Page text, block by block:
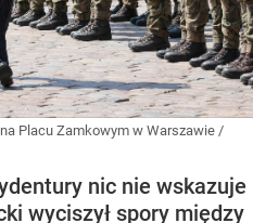
Placu Zamkowym w Warszawie /
nic nie wskazuje
wyciszył spory między